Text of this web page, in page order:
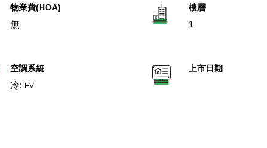
物業費(HOA)
無
樓層
1
空調系統
冷: EV
上市日期